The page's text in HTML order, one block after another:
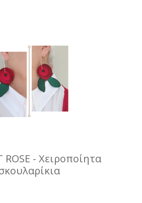
ROSE - Χειροποίητα